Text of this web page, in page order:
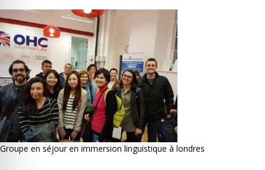
Groupe en séjour en immersion linguistique à londres
partir ? Devis & contact